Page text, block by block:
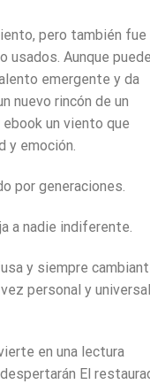
pero también fue
Aunque
emergente y da
nuevo rincón de un
un viento que
y emoción.
por generaciones.
a nadie indiferente.
y siempre
personal y
en una lectura
El